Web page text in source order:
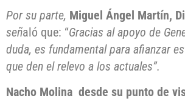
Por su parte, Miguel Ángel Martín,
señaló que: “Gracias al apoyo de
duda, es fundamental para afianzar
que den el relevo a los actuales”.
Nacho Molina desde su punto de